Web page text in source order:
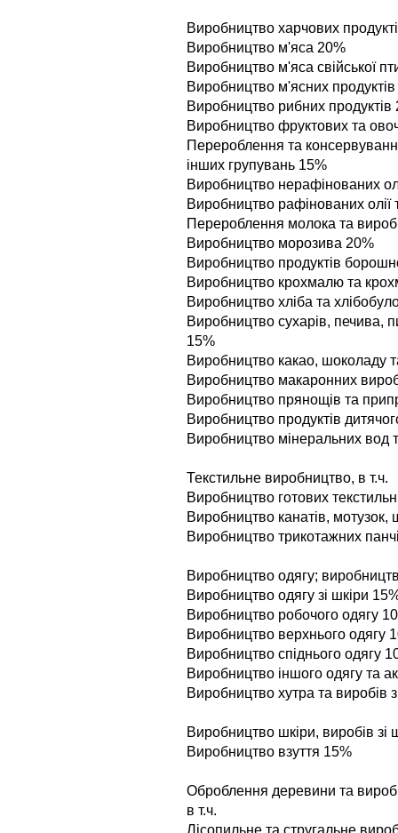
Виробництво харчових
Виробництво м'яса 20%
Виробництво м'яса свiйської
Виробництво м'ясних
Виробництво рибних продуктiв
Виробництво фруктових та
Перероблення та
iнших групувань 15%
Виробництво нерафiнованих
Виробництво рафiнованих олiї
Перероблення молока та
Виробництво морозива 20%
Виробництво продуктiв
Виробництво крохмалю та
Виробництво хлiба та
Виробництво сухарiв, печива,
15%
Виробництво какао, шоколаду
Виробництво макаронних
Виробництво прянощiв та
Виробництво продуктiв
Виробництво мiнеральних вод
Текстильне виробництво, в т.ч.
Виробництво готових
Виробництво канатiв, мотузок,
Виробництво трикотажних
Виробництво одягу;
Виробництво одягу зi шкiри
Виробництво робочого одягу
Виробництво верхнього одягу
Виробництво спiднього одягу
Виробництво iншого одягу та
Виробництво хутра та виробiв
Виробництво шкiри, виробiв зi
Виробництво взуття 15%
Оброблення деревини та
в т.ч.
Лiсопильне та стругальне